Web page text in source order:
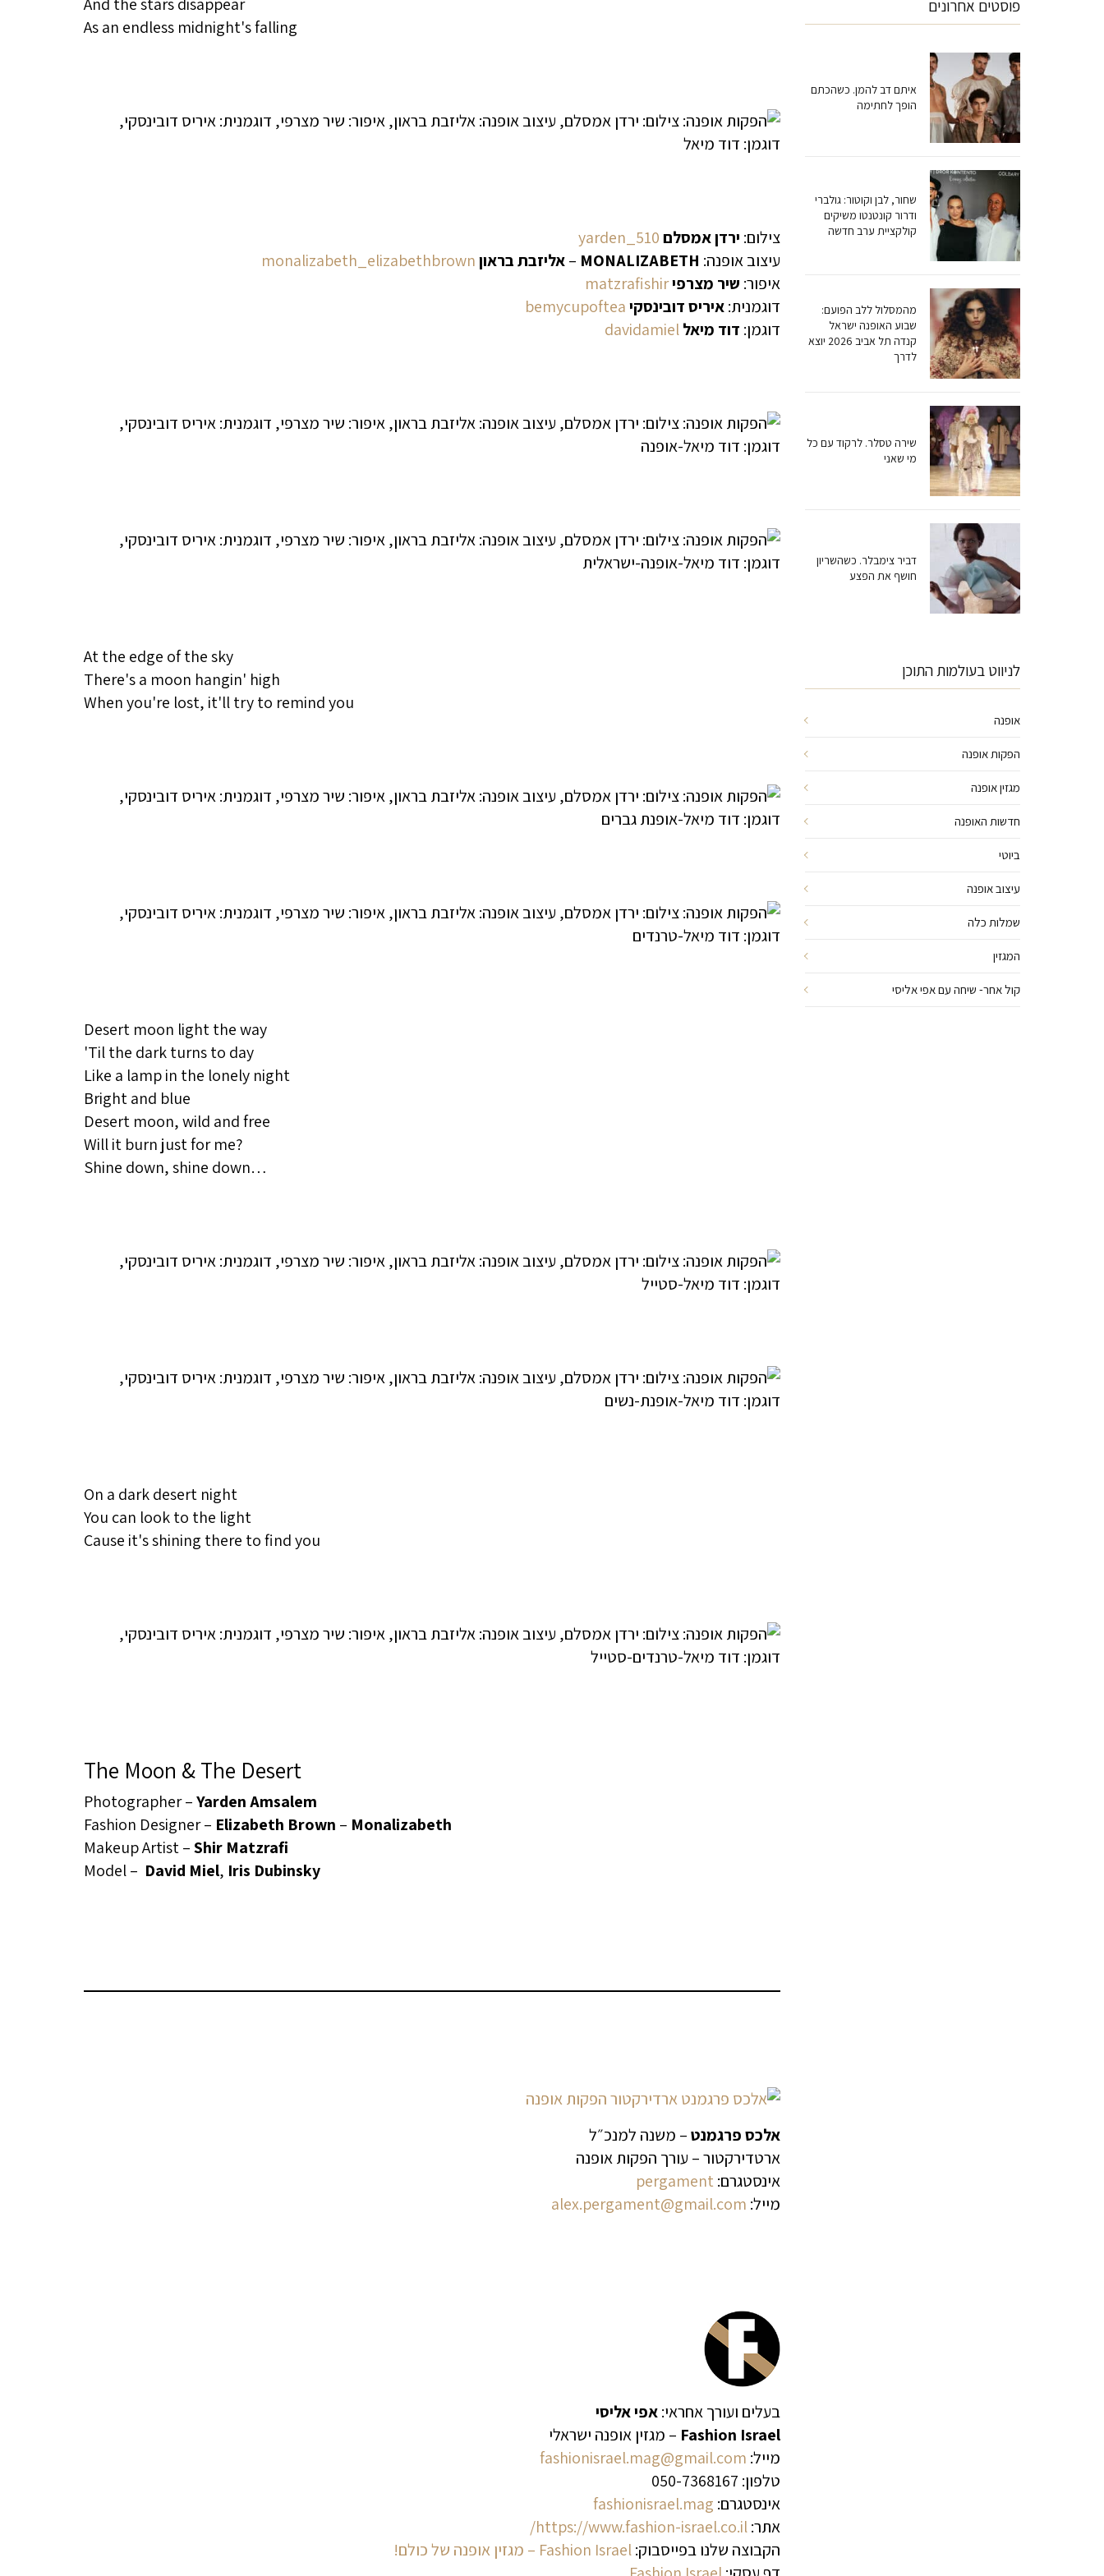
As an endless midnight's falling
צילום: ירדן אמסלםyarden_510
עיצוב אופנה: MONALIZABETH
–אליזבת בראוןmonalizabeth_elizabethbrown
איפור: שיר מצרפיmatzrafishir
דוגמנית:איריס דובינסקיbemycupoftea
דוגמן: דוד מיאל davidamiel
At the edge of the sky
There's a moon hangin' high
When you're lost, it'll try to remind you
Desert moon light the way
'Til the dark turns to day
Like a lamp in the lonely night
Bright and blue
Desert moon, wild and free
Will it burn just for me?
Shine down, shine down…
On a dark desert night
You can look to the light
Cause it's shining there to find you
The Moon & The Desert
Photographer –Yarden Amsalem
Fashion Designer – Elizabeth Brown – Monalizabeth
Makeup Artist –Shir Matzrafi
Model – David Miel, Iris Dubinsky
אלכס פרגמנט– משנה למנכ״ל
ארטדירקטור – עורך הפקות אופנה
אינסטגרם: pergament
מייל: alex.pergament@gmail.com
בעלים ועורך אחראי:אפי אליסי
Fashion Israel – מגזין אופנה ישראלי
מייל: fashionisrael.mag@gmail.com
טלפון: 050-7368167
אינסטגרם: fashionisrael.mag
אתר:https://www.fashion-israel.co.il/
הקבוצה שלנו בפייסבוק:Fashion Israel – מגזין אופנה של כולם!
פוסטים אחרונים
איתם דב להמן. כשהכתם
הופך לחתימה
שחור, לבן וקוטור: גולברי
ודרור קונטנטו משיקים
קולקציית ערב חדשה
מהמסלול ללב הפועם:
שבוע האופנה ישראל
קנדה תל אביב 2026 יוצא
לדרך
שירה טסלר. לרקוד עם כל
מי שאני
דביר צימבלר. כשהשריון
חושף את הפצע
לניווט בעולמות התוכן
אופנה
הפקות אופנה
מגזין אופנה
חדשות האופנה
ביוטי
עיצוב אופנה
שמלות כלה
המגזין
קול אחר- שיחה עם אפי אליסי